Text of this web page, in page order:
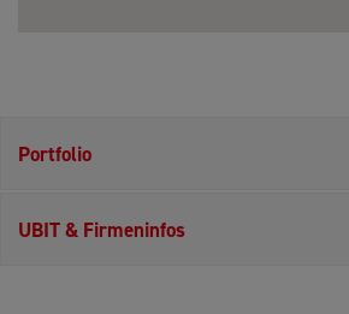
Portfolio
UBIT & Firmeninfos